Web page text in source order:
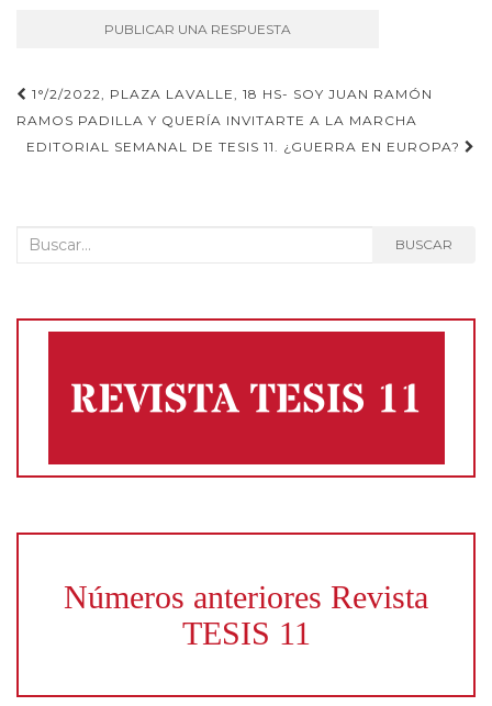
Navegación
de
1°/2/2022, PLAZA LAVALLE, 18 HS- SOY JUAN RAMÓN
RAMOS PADILLA Y QUERÍA INVITARTE A LA MARCHA
EDITORIAL SEMANAL DE TESIS 11. ¿GUERRA EN EUROPA?
Buscar: BUSCAR
Números anteriores Revista
TESIS 11